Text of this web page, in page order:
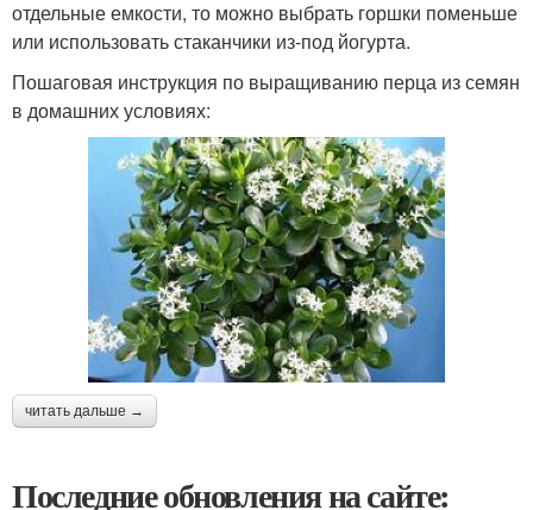
отдельные емкости, то можно выбрать горшки поменьше
или использовать стаканчики из-под йогурта.
Пошаговая инструкция по выращиванию перца из семян
в домашних условиях:
читать дальше →
Последние обновления на сайте: